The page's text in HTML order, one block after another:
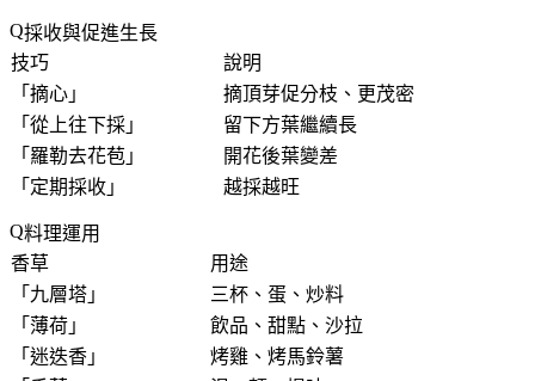
採收與促進生長
技巧
說明
「 摘心 」
摘頂芽促分枝、更茂密
「 從上往下採 」
留下方葉繼續長
「 羅勒去花苞 」
開花後葉變差
「 定期採收 」 越採越旺
料理運用
香草
用途
「 九層塔 」
三杯、蛋、炒料
「 薄荷 」
飲品、甜點、沙拉
「 迷迭香 」
烤雞、烤馬鈴薯